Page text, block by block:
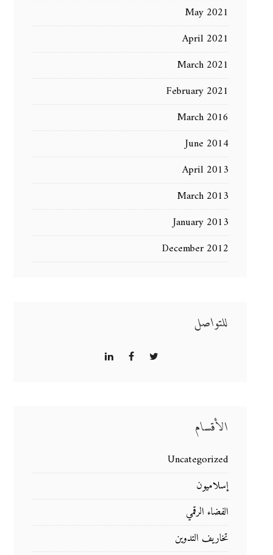
May 2021
April 2021
March 2021
February 2021
March 2016
June 2014
April 2013
March 2013
January 2013
December 2012
للتواصل
الأقسام
Uncategorized
إسلاميون
الفضاء الرقمي
تخاريف التدوين